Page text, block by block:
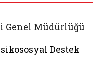
Genel Müdürlüğü
Destek